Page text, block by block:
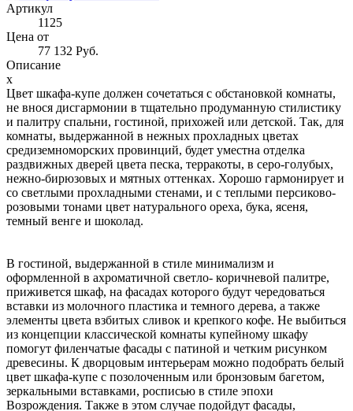
Артикул
1125
Цена от
77 132 Руб.
Описание
x
Цвет шкафа-купе должен сочетаться с обстановкой комнаты,
не внося дисгармонии в тщательно продуманную стилистику
и палитру спальни, гостиной, прихожей или детской. Так, для
комнаты, выдержанной в нежных прохладных цветах
средиземноморских провинций, будет уместна отделка
раздвижных дверей цвета песка, терракоты, в серо-голубых,
нежно-бирюзовых и мятных оттенках. Хорошо гармонирует и
со светлыми прохладными стенами, и с теплыми персиково-
розовыми тонами цвет натурального ореха, бука, ясеня,
темный венге и шоколад.
В гостиной, выдержанной в стиле минимализм и
оформленной в ахроматичной светло- коричневой палитре,
приживется шкаф, на фасадах которого будут чередоваться
вставки из молочного пластика и темного дерева, а также
элементы цвета взбитых сливок и крепкого кофе. Не выбиться
из концепции классической комнаты купейному шкафу
помогут филенчатые фасады с патиной и четким рисунком
древесины. К дворцовым интерьерам можно подобрать белый
цвет шкафа-купе с позолоченным или бронзовым багетом,
зеркальными вставками, росписью в стиле эпохи
Возрождения. Также в этом случае подойдут фасады,